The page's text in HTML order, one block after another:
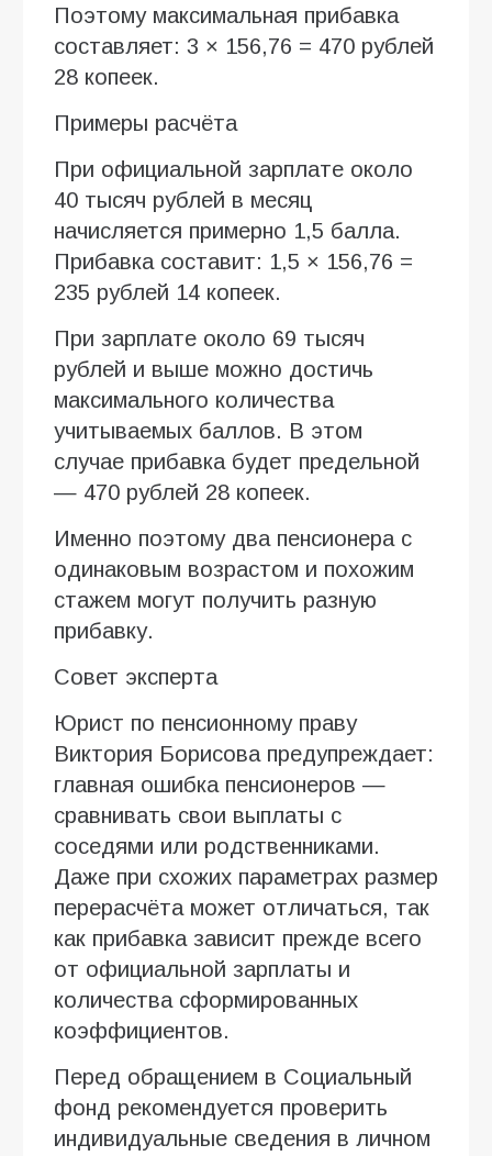
Поэтому максимальная прибавка
составляет: 3 × 156,76 = 470 рублей
28 копеек.
Примеры расчёта
При официальной зарплате около
40 тысяч рублей в месяц
начисляется примерно 1,5 балла.
Прибавка составит: 1,5 × 156,76 =
235 рублей 14 копеек.
При зарплате около 69 тысяч
рублей и выше можно достичь
максимального количества
учитываемых баллов. В этом
случае прибавка будет предельной
— 470 рублей 28 копеек.
Именно поэтому два пенсионера с
одинаковым возрастом и похожим
стажем могут получить разную
прибавку.
Совет эксперта
Юрист по пенсионному праву
Виктория Борисова предупреждает:
главная ошибка пенсионеров —
сравнивать свои выплаты с
соседями или родственниками.
Даже при схожих параметрах размер
перерасчёта может отличаться, так
как прибавка зависит прежде всего
от официальной зарплаты и
количества сформированных
коэффициентов.
Перед обращением в Социальный
фонд рекомендуется проверить
индивидуальные сведения в личном